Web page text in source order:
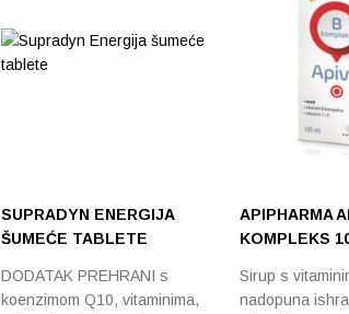
SUPRADYN ENERGIJA
ŠUMEĆE TABLETE
DODATAK PREHRANI s
koenzimom Q10, vitaminima,
APIPHARMA
KOMPLEKS
Sirup s
nadopuna